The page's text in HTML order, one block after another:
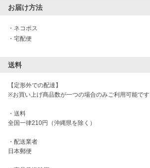
お届け方法
・ ネコポス
・ 宅配便
送料
【定形外での配達】
※お買い上げ商品数が一つの場合のみご利用可能です
・送料
全国一律210円（沖縄県を除く）
・配送業者
日本郵便